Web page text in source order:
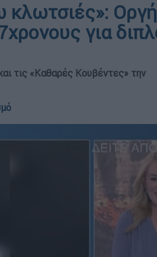
για
τις «Καθαρές Κουβέντες» την